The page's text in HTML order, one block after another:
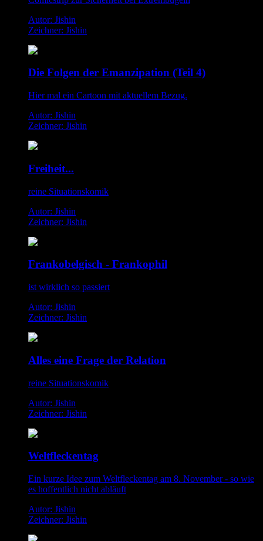
Autor: Jishin
Zeichner: Jishin
Die Folgen der Emanzipation (Teil 4)
Hier mal ein Cartoon mit aktuellem Bezug.
Autor: Jishin
Zeichner: Jishin
Freiheit...
reine Situationskomik
Autor: Jishin
Zeichner: Jishin
Frankobelgisch - Frankophil
ist wirklich so passiert
Autor: Jishin
Zeichner: Jishin
Alles eine Frage der Relation
reine Situationskomik
Autor: Jishin
Zeichner: Jishin
Weltfleckentag
Ein kurze Idee zum Weltfleckentag am 8. November - so wie
es hoffentlich nicht abläuft
Autor: Jishin
Zeichner: Jishin